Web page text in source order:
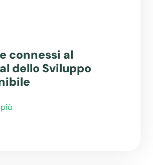
connessi al
dello Sviluppo